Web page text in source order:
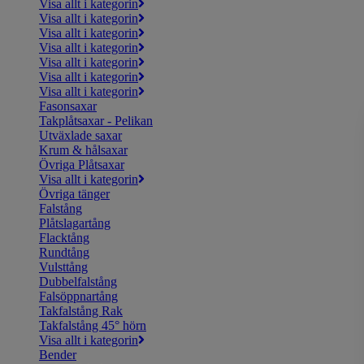
Visa allt i kategorin
Visa allt i kategorin
Visa allt i kategorin
Visa allt i kategorin
Visa allt i kategorin
Visa allt i kategorin
Visa allt i kategorin
Fasonsaxar
Takplåtsaxar - Pelikan
Utväxlade saxar
Krum & hålsaxar
Övriga Plåtsaxar
Visa allt i kategorin
Övriga tänger
Falstång
Plåtslagartång
Flacktång
Rundtång
Vulsttång
Dubbelfalstång
Falsöppnartång
Takfalstång Rak
Takfalstång 45° hörn
Visa allt i kategorin
Bender